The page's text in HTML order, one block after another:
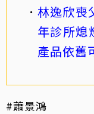
林逸欣喪
年診所
產品依舊
#蕭景鴻